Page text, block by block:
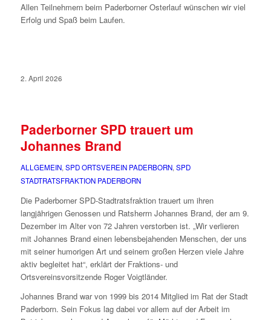
Allen Teilnehmern beim Paderborner Osterlauf wünschen wir viel
Erfolg und Spaß beim Laufen.
2. April 2026
Paderborner SPD trauert um
Johannes Brand
ALLGEMEIN, SPD ORTSVEREIN PADERBORN, SPD
STADTRATSFRAKTION PADERBORN
Die Paderborner SPD-Stadtratsfraktion trauert um ihren
langjährigen Genossen und Ratsherrn Johannes Brand, der am 9.
Dezember im Alter von 72 Jahren verstorben ist. „Wir verlieren
mit Johannes Brand einen lebensbejahenden Menschen, der uns
mit seiner humorigen Art und seinem großen Herzen viele Jahre
aktiv begleitet hat“, erklärt der Fraktions- und
Ortsvereinsvorsitzende Roger Voigtländer.
Johannes Brand war von 1999 bis 2014 Mitglied im Rat der Stadt
Paderborn. Sein Fokus lag dabei vor allem auf der Arbeit im